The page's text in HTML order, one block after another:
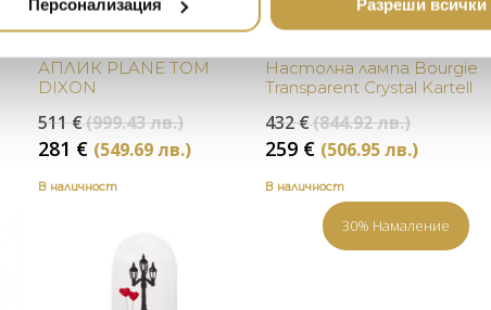
Персонализация Разреши всички
Купи
АПЛИК PLANE TOM
DIXON
511€(999.43 лв.)Original
price
281 € (549.69 лв.)Текущата
Купи
Настолна лампа Bourgie
Transparent Crystal Kartell
432€(844.92 лв.)Original
price
(844.92
лв.).
259 € (506.95 лв.)
е:
259 €
(506.95
В наличност В наличност
30% Намаление